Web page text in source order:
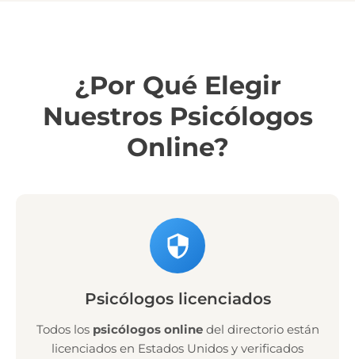
¿Por Qué Elegir
Nuestros Psicólogos
Online?
Psicólogos licenciados
Todos los psicólogos onlinedel directorio están
licenciados en Estados Unidos y verificados